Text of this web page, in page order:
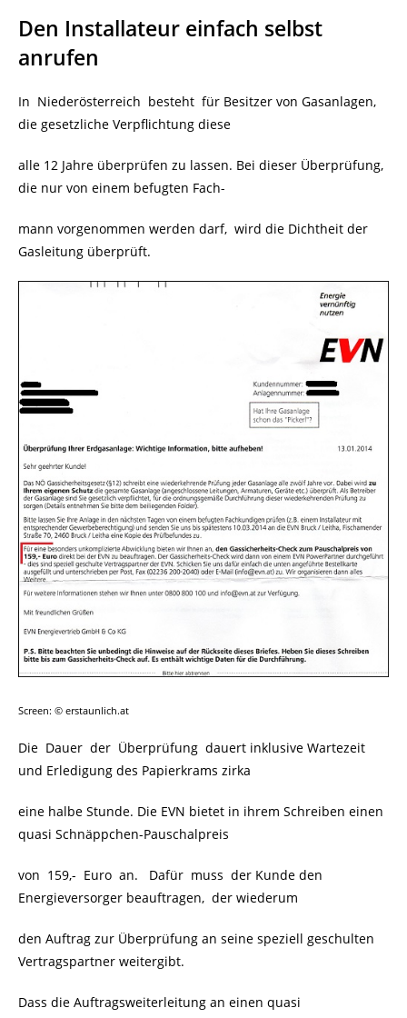
Den Installateur einfach selbst
anrufen
In Niederösterreich besteht für Besitzer von Gasanlagen,
die gesetzliche Verpflichtung diese
alle 12 Jahre überprüfen zu lassen. Bei dieser Überprüfung,
die nur von einem befugten Fach-
mann vorgenommen werden darf, wird die Dichtheit der
Gasleitung überprüft.
Screen: © erstaunlich.at
Die Dauer der Überprüfung dauert inklusive Wartezeit
und Erledigung des Papierkrams zirka
eine halbe Stunde. Die EVN bietet in ihrem Schreiben einen
quasi Schnäppchen-Pauschalpreis
von 159,- Euro an. Dafür muss der Kunde den
Energieversorger beauftragen, der wiederum
den Auftrag zur Überprüfung an seine speziell geschulten
Vertragspartner weitergibt.
Dass die Auftragsweiterleitung an einen quasi